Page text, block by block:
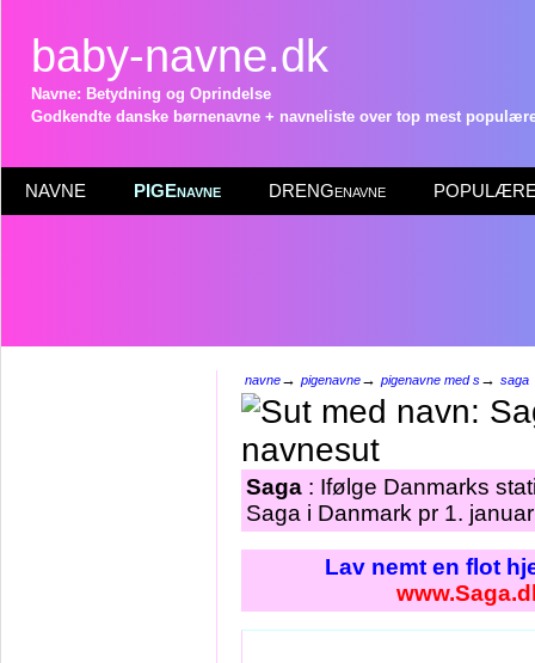
baby-navne.dk
Navne: Betydning og Oprindelse
Godkendte danske børnenavne + navneliste over top mest
NAVNE PIGEnavne DRENGenavne POPULÆRE
navne→ pigenavne→ pigenavne med s→ saga
Saga : Ifølge Danmarks
Saga i Danmark pr 1.
Lav nemt en flot